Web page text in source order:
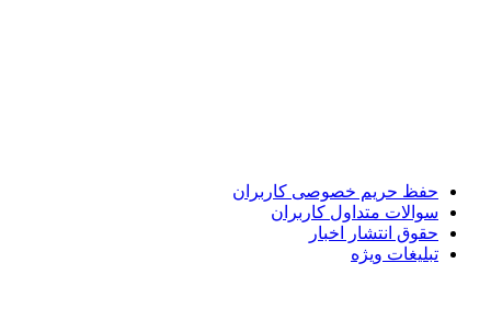
حفظ حریم خصوصی کاربران
سوالات متداول کاربران
حقوق انتشار اخبار
تبلیغات ویژه